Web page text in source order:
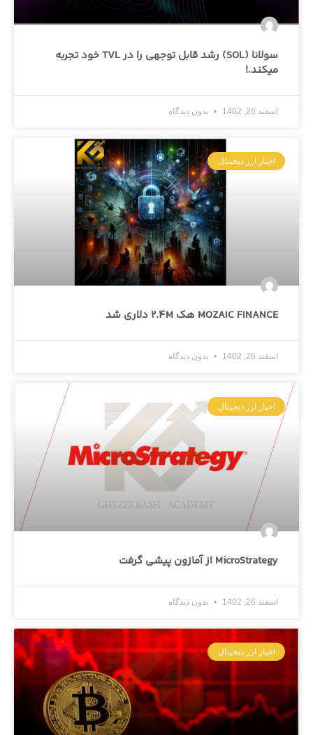
سولانا (SOL) رشد قابل توجهی را در TVL خود تجربه
میکند.!
اسفند 26, 1402 بدون دیدگاه
اخبار ارز دیجیتال
MOZAIC FINANCE هک ۲.۴M دلاری شد
اسفند 26, 1402 بدون دیدگاه
اخبار ارز دیجیتال
MicroStrategy از آمازون پیشی گرفت
اسفند 26, 1402 بدون دیدگاه
اخبار ارز دیجیتال